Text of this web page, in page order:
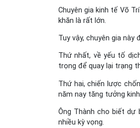
Chuyên gia kinh tế Võ
khăn là rất lớn.
Tuy vậy, chuyên gia
Thứ nhất, về yếu tố
trọng để quay lại trạng
Thứ hai, chiến lược
năm nay tăng tưởng
Ông Thành cho biết
nhiều kỳ vọng.